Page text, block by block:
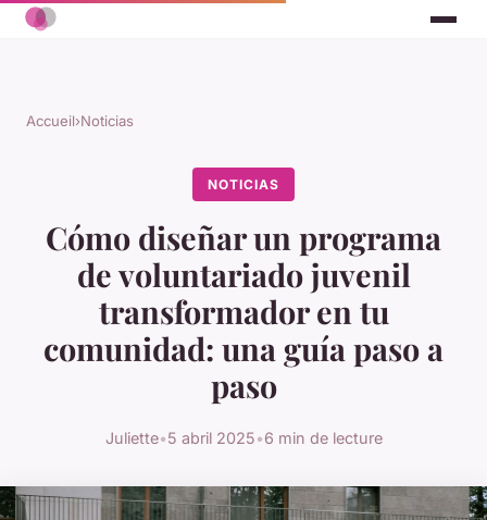
Accueil›Noticias
NOTICIAS
Cómo diseñar un programa
de voluntariado juvenil
transformador en tu
comunidad: una guía paso a
paso
Juliette•5 abril 2025•6 min de lecture